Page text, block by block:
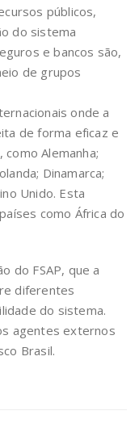
públicos,
do sistema
e bancos são,
de grupos
onde a
de forma eficaz e
Alemanha;
Dinamarca;
Unido. Esta
como África do
do FSAP, que a
diferentes
do sistema.
agentes externos
Brasil.